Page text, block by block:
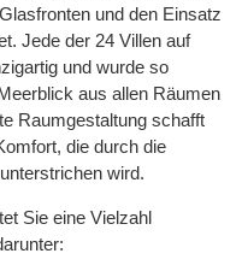
und den Einsatz
Jede der 24 Villen auf
und wurde so
aus allen Räumen
Raumgestaltung schafft
die durch die
wird.
Sie eine Vielzahl